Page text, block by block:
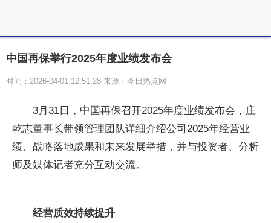
中国再保举行2025年度业绩发布会
时间：2026-04-01 12:51:28 来源：今日热点网
3月31日，中国再保召开2025年度业绩发布会，庄
乾志董事长带领管理团队详细介绍公司2025年经营业
绩、战略落地成果和未来发展举措，并与投资者、分析
师及媒体记者充分互动交流。
经营质效持续提升